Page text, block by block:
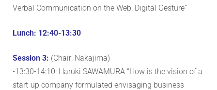
Verbal Communication on the Web: Digital Gesture”
Lunch: 12:40-13:30
Session 3: (Chair: Nakajima)
•13:30-14:10: Haruki SAWAMURA “How is the vision of a
start-up company formulated envisaging business